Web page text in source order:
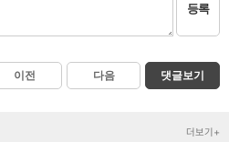
등록
이전 다음 댓글보기
더보기+